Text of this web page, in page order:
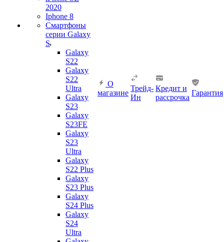
2020
Iphone 8
Смартфоны
серии Galaxy
S
Galaxy
S22
Galaxy
S22
Ultra
Galaxy
S23
Galaxy
S23FE
Galaxy
S23
Ultra
Galaxy
S22 Plus
Galaxy
S23 Plus
Galaxy
S24 Plus
Galaxy
S24
Ultra
О
магазине
Трейд-
Ин
Кредит и
рассрочка
Гарантия